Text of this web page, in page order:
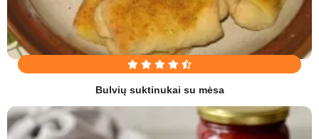
Bulvių suktinukai su mėsa